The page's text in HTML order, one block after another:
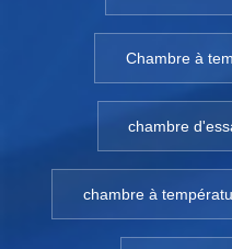
Chambre à
chambre
chambre à